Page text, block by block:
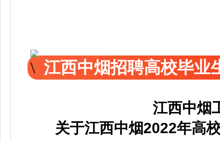
江西中烟招聘高校毕业
江西中烟
关于江西中烟2022年高